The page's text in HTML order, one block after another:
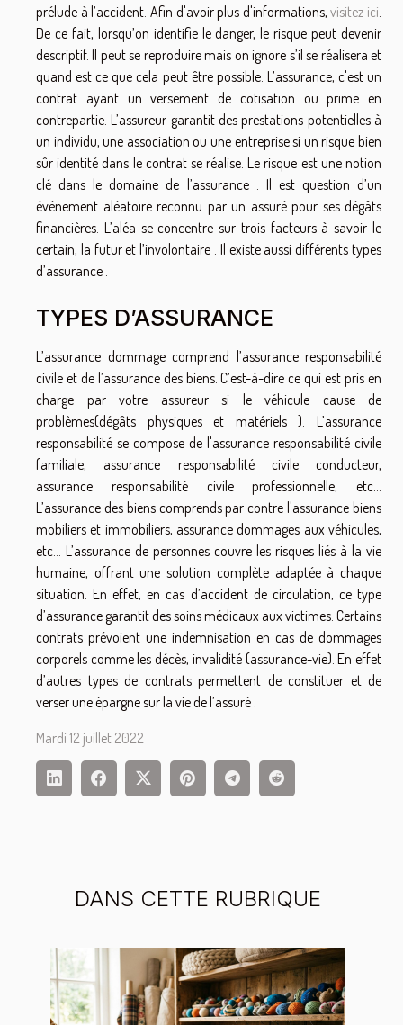
DANS CETTE RUBRIQUE
prélude à l’accident. Afin d'avoir plus d'informations,visitez ici
De ce fait, lorsqu’on identifie le danger, le risque peut devenir
descriptif. Il peut se reproduire mais on ignore s’il se réalisera et
quand est ce que cela peut être possible. L’assurance, c'est un
contrat ayant un versement de cotisation ou prime en
contrepartie. L’assureur garantit des prestations potentielles à
un individu, une association ou une entreprise si un risque bien
sûr identité dans le contrat se réalise. Le risque est une notion
clé dans le domaine de l’assurance . Il est question d’un
événement aléatoire reconnu par un assuré pour ses dégâts
financières. L’aléa se concentre sur trois facteurs à savoir le
certain, la futur et l’involontaire . Il existe aussi différents types
d’assurance .
TYPES D’ASSURANCE
L’assurance dommage comprend l’assurance responsabilité
civile et de l’assurance des biens. C’est-à-dire ce qui est pris en
charge par votre assureur si le véhicule cause de
problèmes(dégâts physiques et matériels ). L’assurance
responsabilité se compose de l'assurance responsabilité civile
familiale, assurance responsabilité civile conducteur,
assurance responsabilité civile professionnelle, etc…
L’assurance des biens comprends par contre l'assurance biens
mobiliers et immobiliers, assurance dommages aux véhicules,
etc… L’assurance de personnes couvre les risques liés à la vie
humaine, offrant une solution complète adaptée à chaque
situation. En effet, en cas d’accident de circulation, ce type
d’assurance garantit des soins médicaux aux victimes. Certains
contrats prévoient une indemnisation en cas de dommages
corporels comme les décès, invalidité (assurance-vie). En effet
d’autres types de contrats permettent de constituer et de
verser une épargne sur la vie de l’assuré .
Mardi 12 juillet 2022